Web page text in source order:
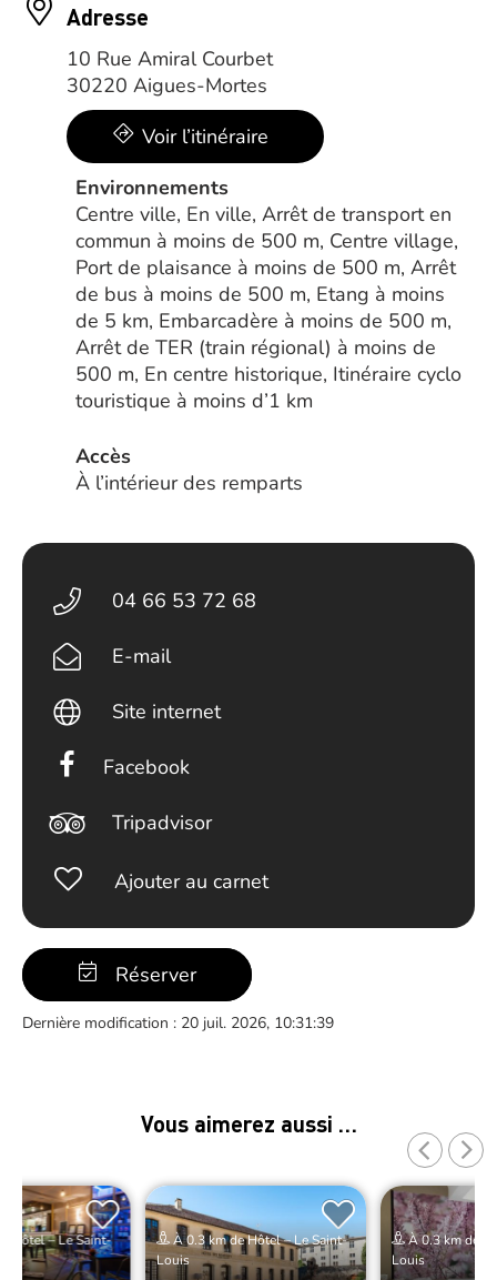
Adresse
10 Rue Amiral Courbet
30220 Aigues-Mortes
Voir l’itinéraire
Environnements
Centre ville, En ville, Arrêt de transport en
commun à moins de 500 m, Centre village,
Port de plaisance à moins de 500 m, Arrêt
de bus à moins de 500 m, Etang à moins
de 5 km, Embarcadère à moins de 500 m,
Arrêt de TER (train régional) à moins de
500 m, En centre historique, Itinéraire cyclo
touristique à moins d’1 km
Accès
À l’intérieur des remparts
04 66 53 72 68
E-mail
Site internet
Facebook
Tripadvisor
Ajouter au carnet
Réserver
Dernière modification : 20 juil. 2026, 10:31:39
Vous aimerez aussi …
Hôtel – Le Saint-
À 0.3 km de Hôtel – Le Saint-
Louis
À 0.3 km de
Louis